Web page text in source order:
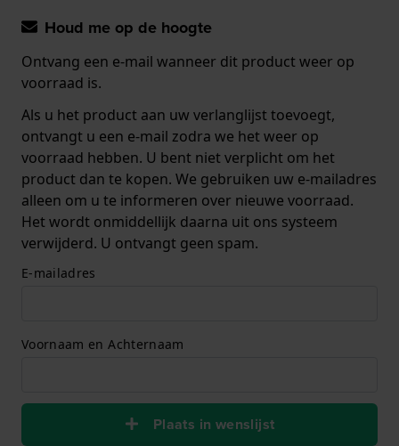
Houd me op de hoogte
Ontvang een e-mail wanneer dit product weer op
voorraad is.
Als u het product aan uw verlanglijst toevoegt,
ontvangt u een e-mail zodra we het weer op
voorraad hebben. U bent niet verplicht om het
product dan te kopen. We gebruiken uw e-mailadres
alleen om u te informeren over nieuwe voorraad.
Het wordt onmiddellijk daarna uit ons systeem
verwijderd. U ontvangt geen spam.
E-mailadres
Voornaam en Achternaam
Plaats in wenslijst